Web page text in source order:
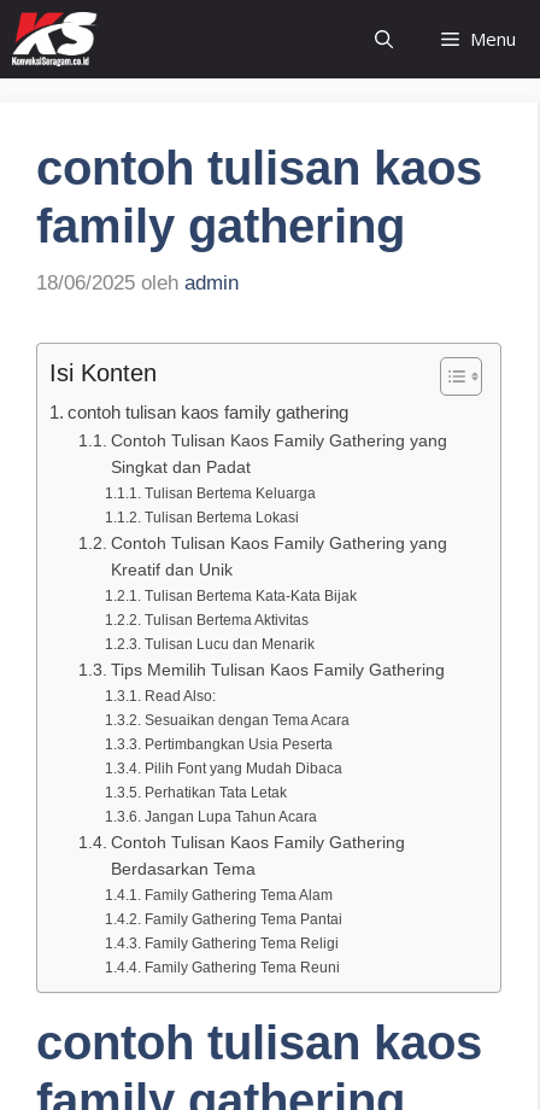
Langsung
ke
isi
Menu
contoh tulisan kaos
family gathering
18/06/2025 oleh admin
Isi Konten
contoh tulisan kaos family gathering
Contoh Tulisan Kaos Family Gathering yang
Singkat dan Padat
Tulisan Bertema Keluarga
Tulisan Bertema Lokasi
Contoh Tulisan Kaos Family Gathering yang
Kreatif dan Unik
Tulisan Bertema Kata-Kata Bijak
Tulisan Bertema Aktivitas
Tulisan Lucu dan Menarik
Tips Memilih Tulisan Kaos Family Gathering
Read Also:
Sesuaikan dengan Tema Acara
Pertimbangkan Usia Peserta
Pilih Font yang Mudah Dibaca
Perhatikan Tata Letak
Jangan Lupa Tahun Acara
Contoh Tulisan Kaos Family Gathering
Berdasarkan Tema
Family Gathering Tema Alam
Family Gathering Tema Pantai
Family Gathering Tema Religi
Family Gathering Tema Reuni
contoh tulisan kaos